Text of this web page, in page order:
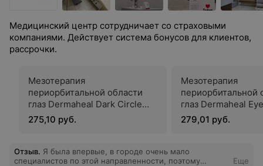
Медицинский центр сотрудничает со страховыми
компаниями. Действует система бонусов для клиентов,
рассрочки.
Мезотерапия
периорбитальной области
глаз Dermaheal Dark Circle
Solution
275,10 руб.
Мезотерапия
периорбитальной
глаз Dermaheal
Solution
279,01 руб.
Отзыв. Я была впервые, в городе очень мало
специалистов по этой направленности, поэтому
Еще